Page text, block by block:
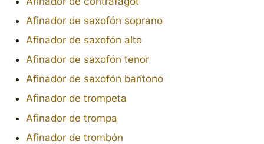
Afinador de saxofón soprano
Afinador de saxofón alto
Afinador de saxofón tenor
Afinador de saxofón barítono
Afinador de trompeta
Afinador de trompa
Afinador de trombón